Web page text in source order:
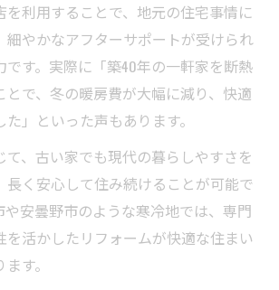
ムで叶う理想の暮らしと現実的な
ム判断に役立つ長野県特有の気候
な家を実現するリフォーム術
ムで実現する松本エリアの断熱強
リフォームの効果的な進め方を解
ムで快適温度を保つ工夫と素材選
を利用することで、地元の住宅事情に
細やかなアフターサポートが受けられ
です。実際に「築40年の一軒家を断熱
とで、冬の暖房費が大幅に減り、快適
」といった声もあります。
て、古い家でも現代の暮らしやすさを
長く安心して住み続けることが可能で
や安曇野市のような寒冷地では、専門
を活かしたリフォームが快適な住まい
す。